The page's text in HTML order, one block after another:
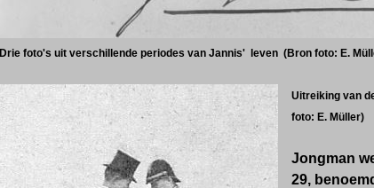
Drie foto's uit verschillende periodes van Jannis' leven (Bron foto: E.
Uitreiking van
foto: E. Müller)
Jongman
29,